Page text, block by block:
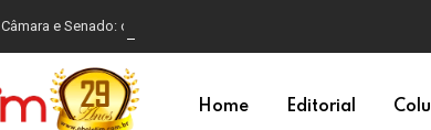
Câmara e Senado: o peso desigual do voto na representação
Home Editorial